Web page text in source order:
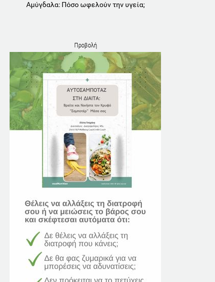
Αμύγδαλα: Πόσο ωφελούν την υγεία;
Προβολή